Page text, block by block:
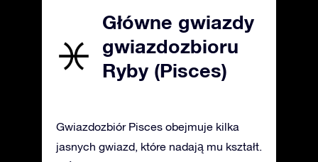
Główne gwiazdy
gwiazdozbioru
Ryby (Pisces)
Gwiazdozbiór Pisces obejmuje kilka
jasnych gwiazd, które nadają mu kształt.